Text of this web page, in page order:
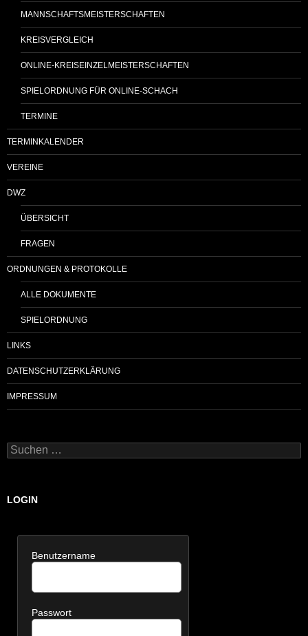
MANNSCHAFTSMEISTERSCHAFTEN
KREISVERGLEICH
ONLINE-KREISEINZELMEISTERSCHAFTEN
SPIELORDNUNG FÜR ONLINE-SCHACH
TERMINE
TERMINKALENDER
VEREINE
DWZ
ÜBERSICHT
FRAGEN
ORDNUNGEN & PROTOKOLLE
ALLE DOKUMENTE
SPIELORDNUNG
LINKS
DATENSCHUTZERKLÄRUNG
IMPRESSUM
Suchen
nach:
LOGIN
Benutzername
Passwort